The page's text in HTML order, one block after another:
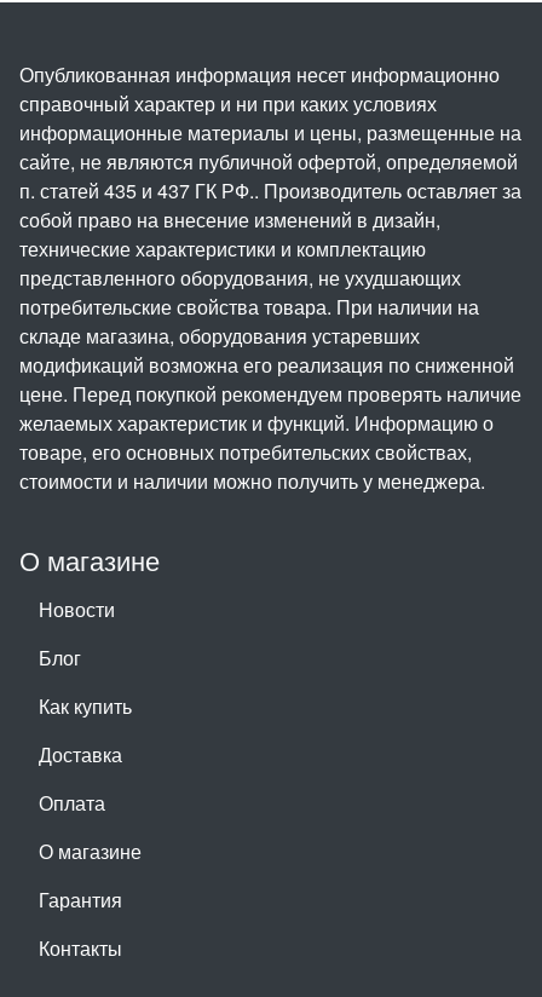
О магазине
Новости
Блог
Как купить
Доставка
Оплата
О магазине
Гарантия
Контакты
Опубликованная информация несет информационно
справочный характер и ни при каких условиях
информационные материалы и цены, размещенные на
сайте, не являются публичной офертой, определяемой
п. статей 435 и 437 ГК РФ.. Производитель оставляет за
собой право на внесение изменений в дизайн,
технические характеристики и комплектацию
представленного оборудования, не ухудшающих
потребительские свойства товара. При наличии на
складе магазина, оборудования устаревших
модификаций возможна его реализация по сниженной
цене. Перед покупкой рекомендуем проверять наличие
желаемых характеристик и функций. Информацию о
товаре, его основных потребительских свойствах,
стоимости и наличии можно получить у менеджера.